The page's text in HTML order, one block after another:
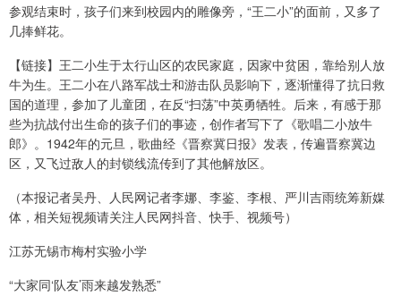
参观结束时，孩子们来到校园内的雕像旁，“王二小”的面前，又多了
几捧鲜花。
【链接】王二小生于太行山区的农民家庭，因家中贫困，靠给别人放
牛为生。王二小在八路军战士和游击队员影响下，逐渐懂得了抗日救
国的道理，参加了儿童团，在反“扫荡”中英勇牺牲。后来，有感于那
些为抗战付出生命的孩子们的事迹，创作者写下了《歌唱二小放牛
郎》。1942年的元旦，歌曲经《晋察冀日报》发表，传遍晋察冀边
区，又飞过敌人的封锁线流传到了其他解放区。
（本报记者吴丹、人民网记者李娜、李鉴、李根、严川吉雨统筹新媒
体，相关短视频请关注人民网抖音、快手、视频号）
江苏无锡市梅村实验小学
“大家同‘队友’雨来越发熟悉”